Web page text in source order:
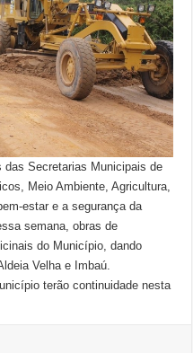
Secretarias Municipais de
Meio Ambiente, Agricultura,
estar e a segurança da
semana, obras de
do Município, dando
Velha e Imbaú.
terão continuidade nesta